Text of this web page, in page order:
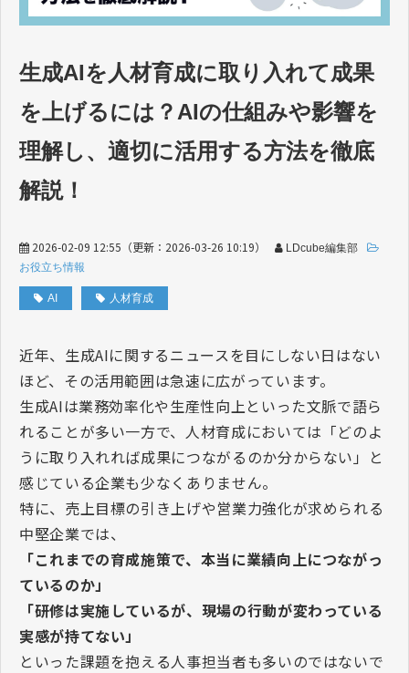
生成AIを人材育成に取り入れて成果
を上げるには？AIの仕組みや影響を
理解し、適切に活用する方法を徹底
解説！
2026-02-09 12:55 （更新： 2026-03-26 10:19）
LDcube編集部
お役立ち情報
AI 人材育成
近年、生成AIに関するニュースを目にしない日はない
ほど、その活用範囲は急速に広がっています。
生成AIは業務効率化や生産性向上といった文脈で語ら
れることが多い一方で、人材育成においては「どのよ
うに取り入れれば成果につながるのか分からない」と
感じている企業も少なくありません。
特に、売上目標の引き上げや営業力強化が求められる
中堅企業では、
「これまでの育成施策で、本当に業績向上につながっ
ているのか」
「研修は実施しているが、現場の行動が変わっている
実感が持てない」
といった課題を抱える人事担当者も多いのではないで